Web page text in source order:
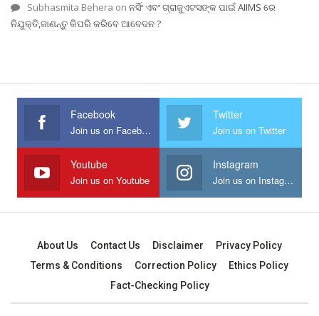
Subhasmita Behera on ନର୍ସିଂ ଏବଂ ଗ୍ରାଜୁଏଟସଙ୍କ ପାଇଁ AIIMS ରେ
ନିଯୁକ୍ତି,ଜାଣନ୍ତୁ କିପରି କରିବେ ଆବେଦନ ?
Facebook
Join us on Facebook
Twitter
Join us on Twitter
Youtube
Join us on Youtube
Instagram
Join us on Instagram
About Us Contact Us Disclaimer
Privacy Policy
Terms & Conditions
Correction Policy
Ethics Policy
Fact-Checking Policy